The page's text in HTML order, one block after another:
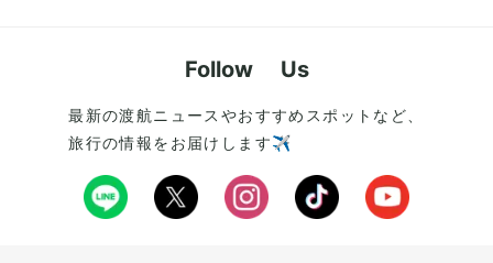
Follow Us
最新の渡航ニュースやおすすめスポットなど、
旅行の情報をお届けします✈️